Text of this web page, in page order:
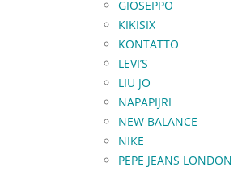
GIOSEPPO
KIKISIX
KONTATTO
LEVI’S
LIU JO
NAPAPIJRI
NEW BALANCE
NIKE
PEPE JEANS LONDON